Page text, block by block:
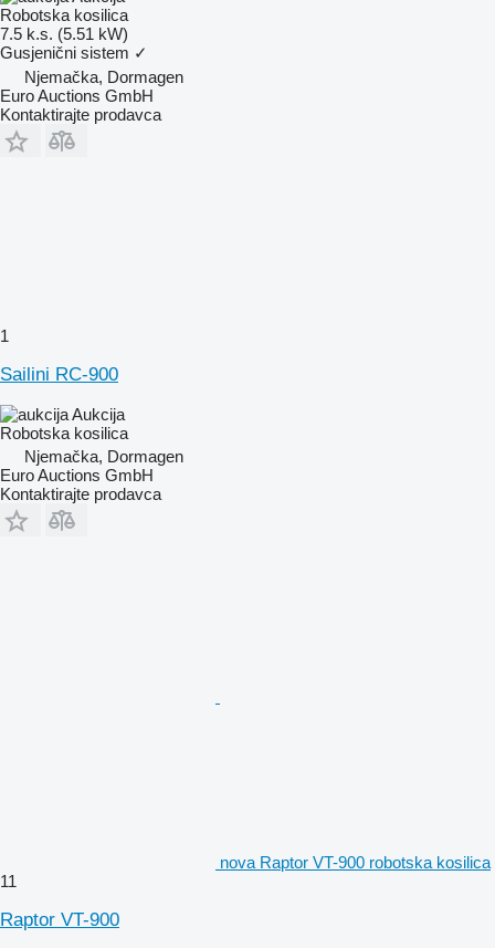
Robotska kosilica
7.5 k.s. (5.51 kW)
Gusjenični sistem ✓
Njemačka, Dormagen
Euro Auctions GmbH
Kontaktirajte prodavca
1
Sailini RC-900
Aukcija
Robotska kosilica
Njemačka, Dormagen
Euro Auctions GmbH
Kontaktirajte prodavca
nova Raptor VT-900 robotska kosilica
11
Raptor VT-900